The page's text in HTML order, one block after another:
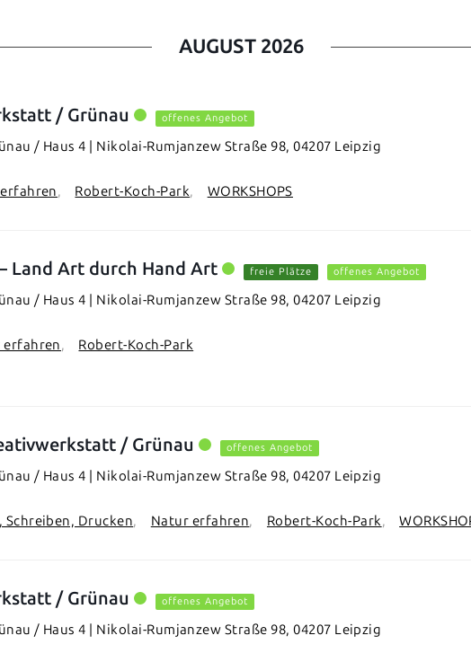
AUGUST 2026
/ Grünau offenes Angebot
/ Haus 4 | Nikolai-Rumjanzew Straße 98, 04207 Leipzig
Robert-Koch-Park WORKSHOPS
Land Art durch Hand Art freie Plätze offenes Angebot
/ Haus 4 | Nikolai-Rumjanzew Straße 98, 04207 Leipzig
erfahren
Robert-Koch-Park
/ Grünau offenes Angebot
/ Haus 4 | Nikolai-Rumjanzew Straße 98, 04207 Leipzig
Schreiben, Drucken Natur erfahren Robert-Koch-Park
/ Grünau offenes Angebot
/ Haus 4 | Nikolai-Rumjanzew Straße 98, 04207 Leipzig